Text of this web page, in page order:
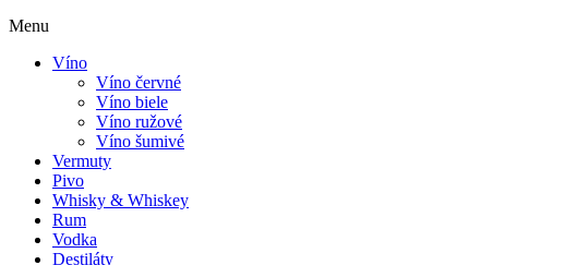
Menu
Víno
Víno červné
Víno biele
Víno ružové
Víno šumivé
Vermuty
Pivo
Whisky & Whiskey
Rum
Vodka
Destiláty